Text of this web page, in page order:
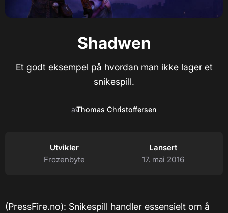
Shadwen
Et godt eksempel på hvordan man ikke lager et
snikespill.
avThomas Christoffersen
Utvikler
Frozenbyte
Lansert
17. mai 2016
(PressFire.no): Snikespill handler essensielt om å